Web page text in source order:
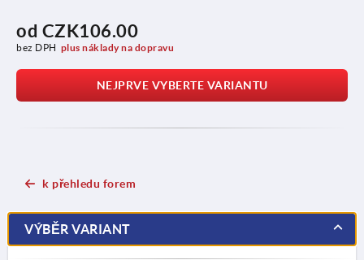
od CZK106.00
bez DPH plus náklady na dopravu
NEJPRVE VYBERTE VARIANTU
k přehledu forem
VÝBĚR VARIANT